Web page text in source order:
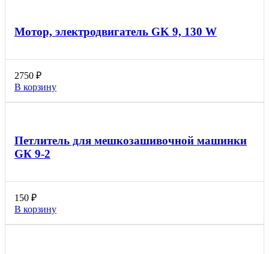
Мотор, электродвигатель GK 9, 130 W
2750 ₽
В корзину
Петлитель для мешкозашивочной машинки
GК 9-2
150 ₽
В корзину